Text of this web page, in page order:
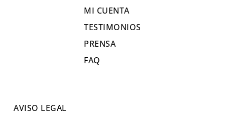
MI CUENTA
TESTIMONIOS
PRENSA
FAQ
AVISO LEGAL